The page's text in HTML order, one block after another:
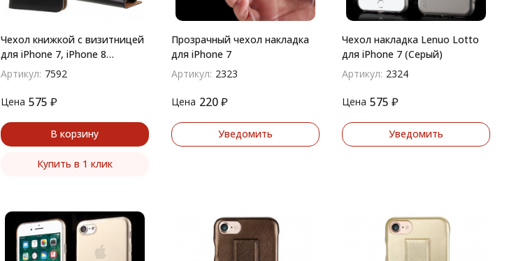
Чехол книжкой с визитницей
для iPhone 7, iPhone 8
(черный)
Артикул: 7592
Цена 575 ₽
В корзину
Купить в 1 клик
Прозрачный чехол накладка
для iPhone 7
Артикул: 2323
Цена 220 ₽
Уведомить
Чехол накладка Lenuo Lotto
для iPhone 7 (Серый)
Артикул: 2324
Цена 575 ₽
Уведомить